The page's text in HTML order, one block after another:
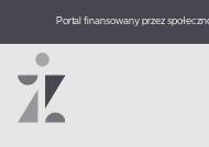
Portal finansowany przez